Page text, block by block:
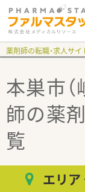
薬剤師の転職・求人サ
本巣市
師の薬
覧
エリア